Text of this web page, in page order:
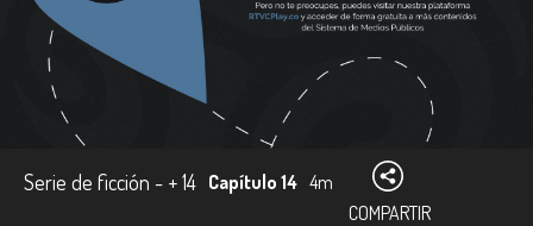
Serie de ficción - + 14 Capítulo 14 4m
COMPARTIR